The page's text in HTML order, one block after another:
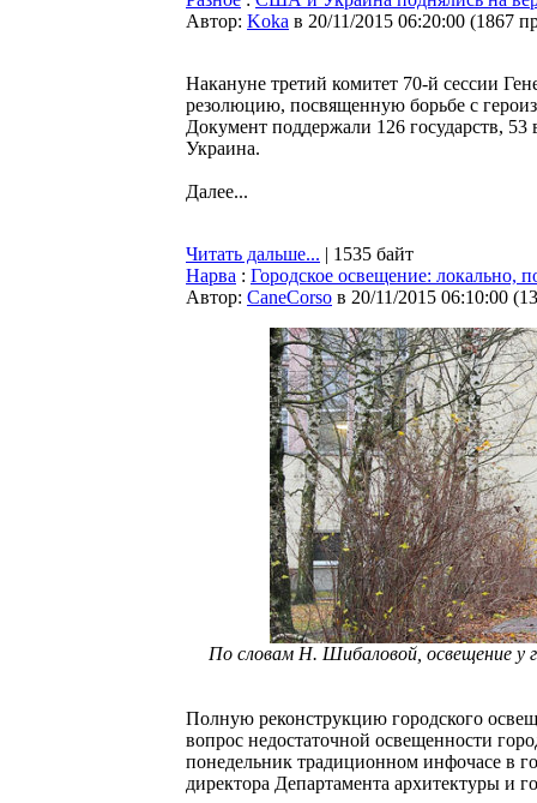
Автор: Koka в 20/11/2015 06:20:00 (1867
Накануне третий комитет 70-й сессии
резолюцию, посвященную борьбе с
Документ поддержали 126 государств,
Украина.
Далее...
Читать дальше... | 1535 байт
Нарва : Городское освещение: локально,
Автор: CaneCorso в 20/11/2015 06:10:00 (
По словам Н. Шибаловой, освещение у
Полную реконструкцию городского
вопрос недостаточной освещенности
понедельник традиционном инфочасе в
директора Департамента архитектуры и